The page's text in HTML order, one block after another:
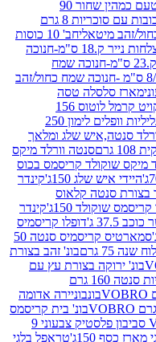
לייס בטעם כמהין שחור 90
צעצוע סנטה בובות עם סוכריות 8 גרם
חב' 10 כוסות
חב' 10 צלחות נייר ק.18 ס"מ-חנוכה
ק.23 ס"מ-חנוכה שמח
51/18 ס"מ -חנוכה שמח כחול/זהב
טסה
ביסקויט קרמל לוטוס 156
גליליות וופלים לימון 250
שלג ומלאך
סנטה וורלד מיקס
קריסמס בכוס
150ג'
קינדר
קלאוס
150ג'
קינדר
דופלו קריסמיס
סמארטיס קריסמיס סנטה 50
בונ' זהב בצורת
בצורת עץ עם
בונ' שוק' דמויות סנטה 160 גרם
אדומה
בונ' בית קריסמס
10 סביבון פלסטיק צבעוני 9
טראפל בלגי